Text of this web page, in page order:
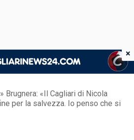
» Brugnera: «Il Cagliari di Nicola
per la salvezza. Io penso che si
×